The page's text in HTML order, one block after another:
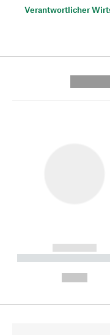
Verantwortlicher
------------
----------- -----------